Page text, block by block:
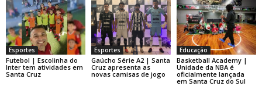
Esportes
Futebol | Escolinha do
Inter tem atividades em
Santa Cruz
Esportes
Gaúcho Série A2 | Santa
Cruz apresenta as
novas camisas de jogo
Educação
Basketball Academy |
Unidade da NBA é
oficialmente lançada
em Santa Cruz do Sul